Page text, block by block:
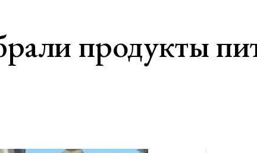
продукты